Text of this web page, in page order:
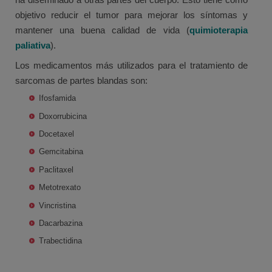
objetivo reducir el tumor para mejorar los síntomas y
mantener una buena calidad de vida (quimioterapia
paliativa).
Los medicamentos más utilizados para el tratamiento de
sarcomas de partes blandas son:
Ifosfamida
Doxorrubicina
Docetaxel
Gemcitabina
Paclitaxel
Metotrexato
Vincristina
Dacarbazina
Trabectidina